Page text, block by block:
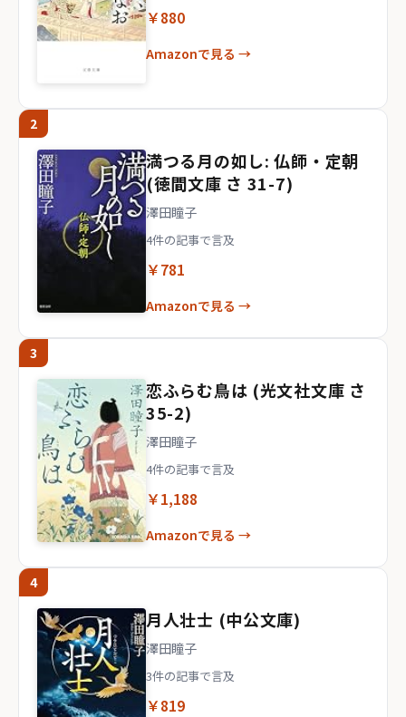
￥880
Amazonで見る →
2
満つる月の如し: 仏師・定朝
(徳間文庫 さ 31-7)
澤田瞳子
4件の記事で言及
￥781
Amazonで見る →
3
恋ふらむ鳥は (光文社文庫 さ
35-2)
澤田瞳子
4件の記事で言及
￥1,188
Amazonで見る →
4
月人壮士 (中公文庫)
澤田瞳子
3件の記事で言及
￥819